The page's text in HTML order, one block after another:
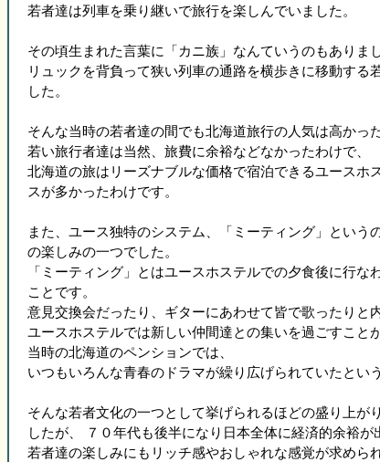
若者達は列車を乗り継いで旅行を楽しんでいました。
その頃生まれた言葉に「カニ族」なんていうのもありま
リュックを背負って狭い列車の通路を横歩きに移動する
した。
そんな当時の若者達の間でも北海道旅行の人気は高かっ
若い旅行者達は当然、旅費に余裕などなかったわけで、
北海道の旅はリーズナブルな価格で宿泊できるユースホ
スが多かったわけです。
また、ユース独特のシステム、「ミーティング」という
の楽しみの一つでした。
「ミーティング」とはユースホステルでの夕食後に行な
ことです。
意見交換会だったり、ギターにあわせて皆で歌ったりと
ユースホステルでは新しい仲間達との集いを過ごすこと
当時の北海道のペンションでは、
いつもいろんな青春のドラマが繰り広げられていたとい
そんな若者文化の一つとして挙げられるほどの盛り上が
したが、 ７０年代も後半になり日本全体に経済的余裕が
若者達の楽しみにもリッチ感やおしゃれな感覚が求めら